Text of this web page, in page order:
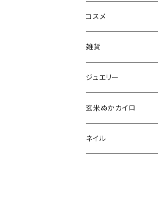
コスメ
aesti
babu-beauté
go well
Aroma France
雑貨
ホメオパシーケース
タッセル
ジュエリー
玄米ぬかカイロ
ネイル